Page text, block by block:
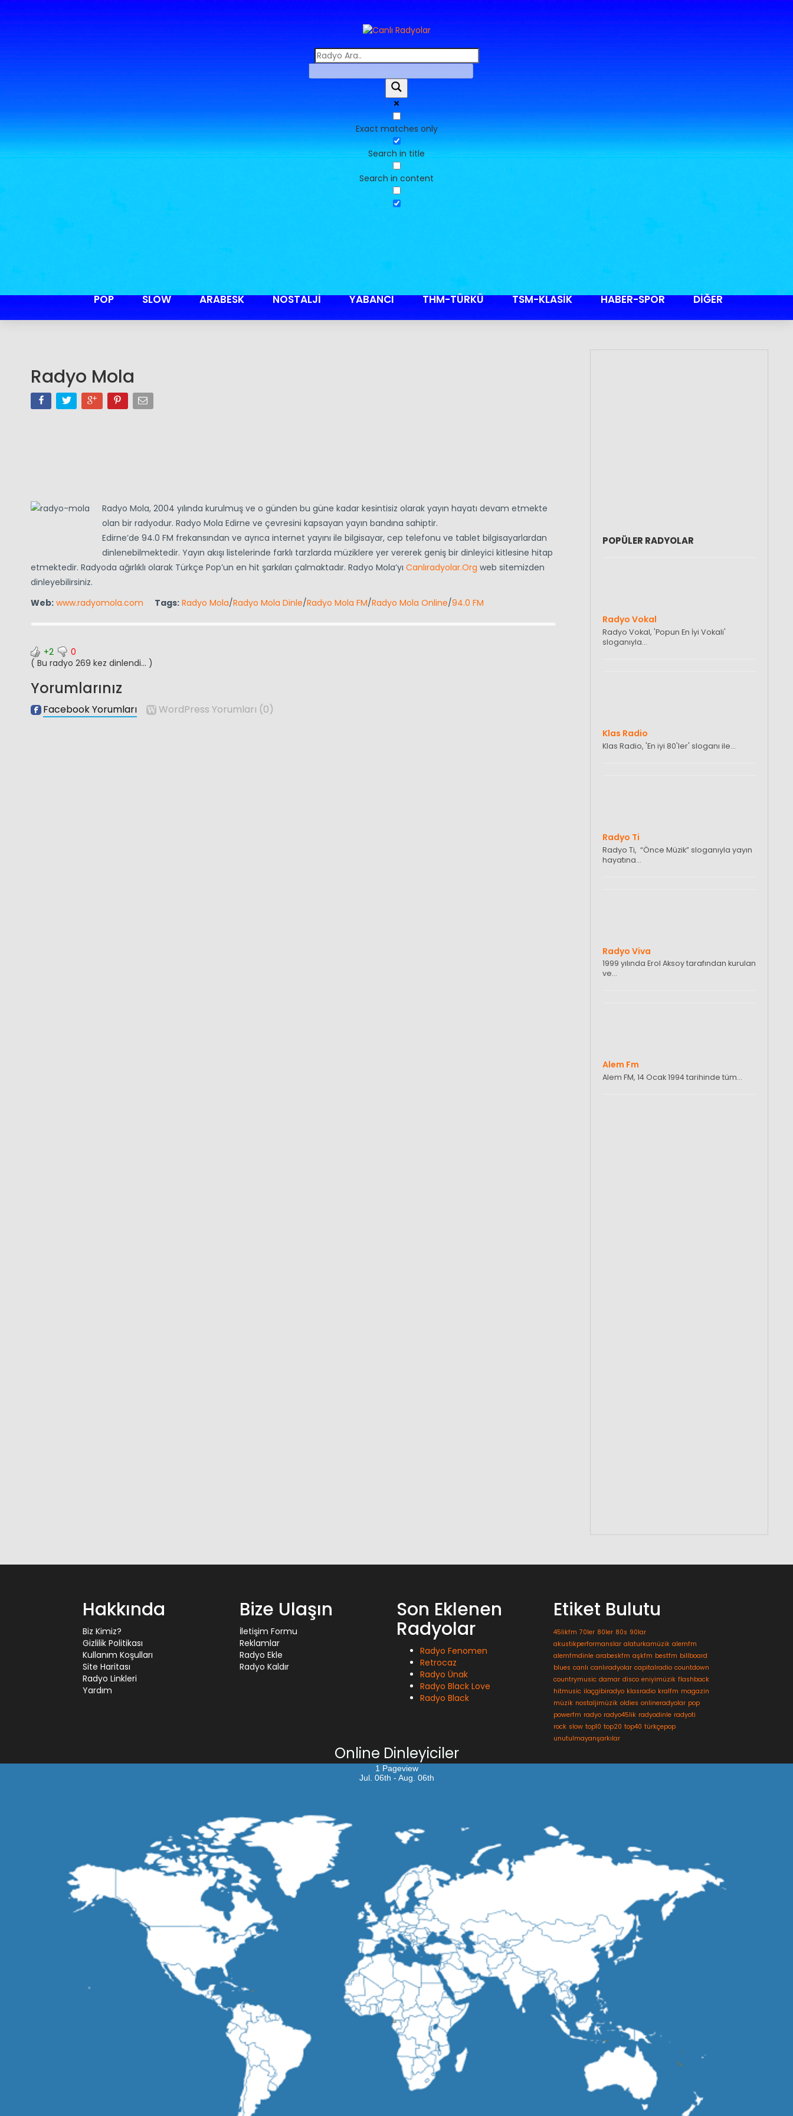
Exact matches only
Search in title
Search in content
POP SLOW ARABESK NOSTALJİ YABANCI THM-TÜRKÜ TSM-KLASİK HABER-SPOR DİĞER
Radyo Mola
Radyo Mola, 2004 yılında kurulmuş ve o günden bu güne kadar kesintisiz olarak yayın hayatı devam etmekte
olan bir radyodur. Radyo Mola Edirne ve çevresini kapsayan yayın bandına sahiptir.
Edirne’de 94.0 FM frekansından ve ayrıca internet yayını ile bilgisayar, cep telefonu ve tablet bilgisayarlardan
dinlenebilmektedir. Yayın akışı listelerinde farklı tarzlarda müziklere yer vererek geniş bir dinleyici kitlesine hitap
etmektedir. Radyoda ağırlıklı olarak Türkçe Pop’un en hit şarkıları çalmaktadır. Radyo Mola’yı Canlıradyolar.Org web sitemizden
dinleyebilirsiniz.
Web: www.radyomola.com Tags: Radyo Mola/Radyo Mola Dinle/Radyo Mola FM/Radyo Mola Online/94.0 FM
+2
0
( Bu radyo 269 kez dinlendi... )
Yorumlarınız
Facebook Yorumları WordPress Yorumları (0)
POPÜLER RADYOLAR
Radyo Vokal
Radyo Vokal, 'Popun En İyi Vokali'
sloganıyla…
Klas Radio
Klas Radio, 'En iyi 80'ler' sloganı ile…
Radyo Ti
Radyo Ti, “Önce Müzik” sloganıyla yayın
hayatına…
Radyo Viva
1999 yılında Erol Aksoy tarafından kurulan
ve…
Alem Fm
Alem FM, 14 Ocak 1994 tarihinde tüm…
Hakkında
Biz Kimiz?
Gizlilik Politikası
Kullanım Koşulları
Site Haritası
Radyo Linkleri
Yardım
Bize Ulaşın
İletişim Formu
Reklamlar
Radyo Ekle
Radyo Kaldır
Son Eklenen
Radyolar
Radyo Fenomen
Retrocaz
Radyo Ünak
Radyo Black Love
Radyo Black
Etiket Bulutu
45likfm 70ler 80ler 80s 90lar
akustikperformanslar alaturkamüzik alemfm
alemfmdinle arabeskfm aşkfm bestfm billboard
blues canlı canlıradyolar capitalradio countdown
countrymusic damar disco eniyimüzik flashback
hitmusic ilaçgibiradyo klasradio kralfm magazin
müzik nostaljimüzik oldies onlineradyolar pop
powerfm radyo radyo45lik radyodinle radyoti
rock slow top10 top20 top40 türkçepop
unutulmayanşarkılar
Online Dinleyiciler
1 Pageview
Jul. 06th - Aug. 06th